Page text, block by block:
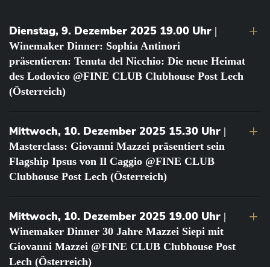
Dienstag, 9. Dezember 2025 19.00 Uhr |
Winemaker Dinner: Sophia Antinori
präsentieren: Tenuta del Nicchio: Die neue Heimat
des Lodovico @FINE CLUB Clubhouse Post Lech
(Österreich)
Mittwoch, 10. Dezember 2025 15.30 Uhr |
Masterclass: Giovanni Mazzei präsentiert sein
Flagship Ipsus von Il Caggio @FINE CLUB
Clubhouse Post Lech (Österreich)
Mittwoch, 10. Dezember 2025 19.00 Uhr |
Winemaker Dinner 30 Jahre Mazzei Siepi mit
Giovanni Mazzei @FINE CLUB Clubhouse Post
Lech (Österreich)